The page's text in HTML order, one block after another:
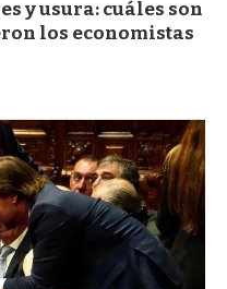
y usura: cuáles son
los economistas